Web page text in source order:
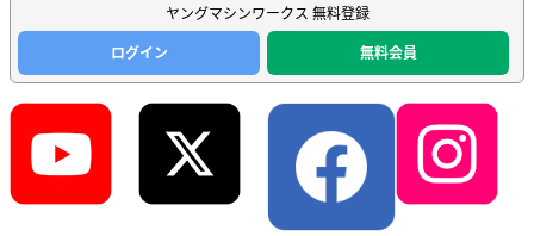
ヤングマシンワークス 無料登録
ログイン
無料会員